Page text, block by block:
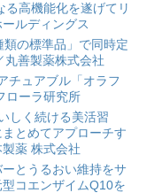
る高機能化を遂げてリ
ルディングス
の標準品」で同時定
丸善製薬株式会社
チュアブル「オラフ
ローラ研究所
しく続ける美活習
とめてアプローチす
薬 株式会社
とうるおい維持をサ
コエンザイムQ10を